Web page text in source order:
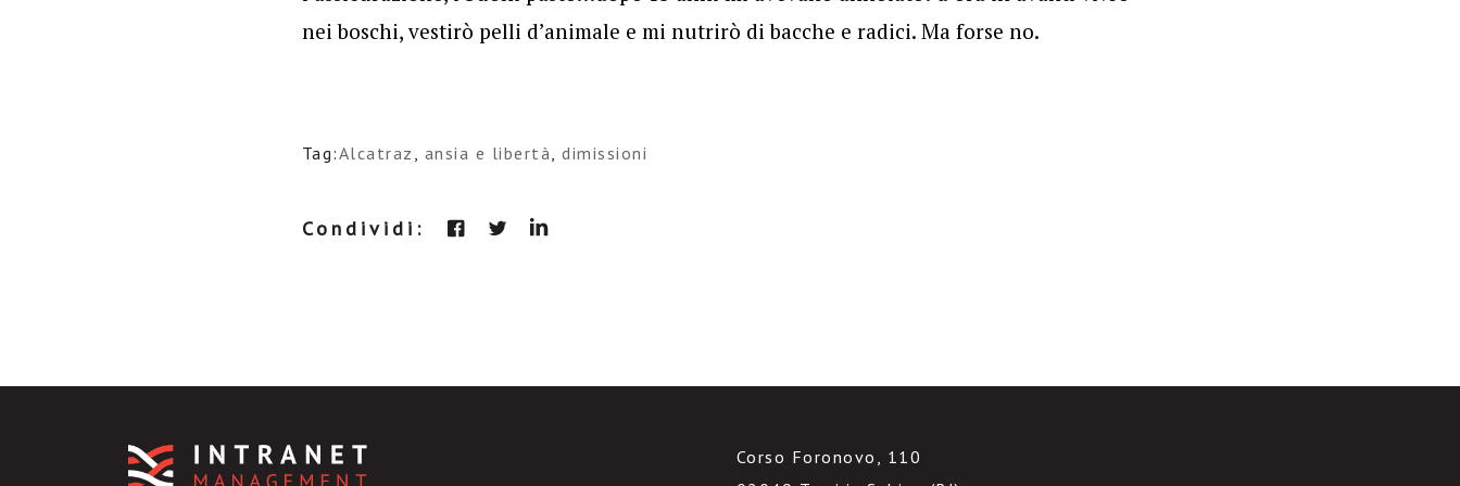
nei boschi, vestirò pelli d’animale e mi nutrirò di bacche e radici. Ma forse no.
Tag:Alcatraz , ansia e libertà,dimissioni
Condividi:
Corso Foronovo, 110